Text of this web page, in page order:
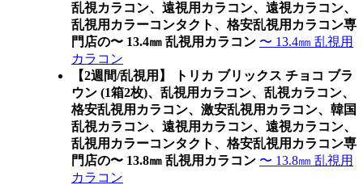
乱視カラコン、遠視用カラコン、遠視カラコン、
乱視用カラーコンタクト、格安乱視用カラコン専
門店の〜 13.4㎜ 乱視用カラコン 〜 13.4㎜ 乱視用
カラコン
【2週間/乱視用】 トリカ ブリックス チョコ ブラ
ウン (1箱2枚)、乱視用カラコン、乱視カラコン、
格安乱視用カラコン、激安乱視用カラコン、韓国
乱視カラコン、遠視用カラコン、遠視カラコン、
乱視用カラーコンタクト、格安乱視用カラコン専
門店の〜 13.8㎜ 乱視用カラコン 〜 13.8㎜ 乱視用
カラコン